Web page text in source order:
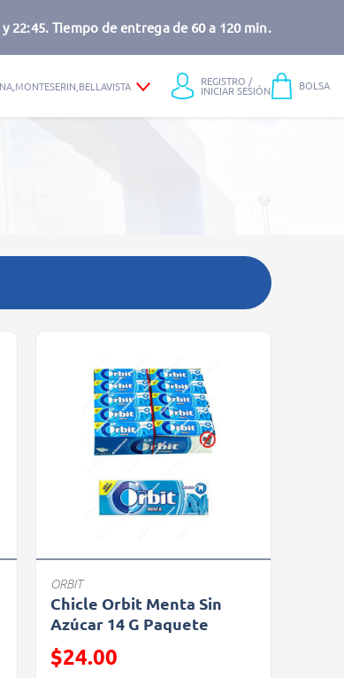
22:45. Tiempo de entrega de 60 a 120 min.
REGISTRO /
INICIAR SESIÓN BOLSA
ORBIT
Chicle Orbit Menta Sin
Azúcar 14 G Paquete
Precio reducido de
$24.00